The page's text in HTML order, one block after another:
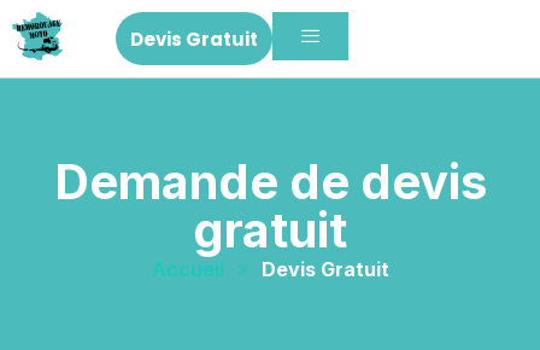
Devis Gratuit
Demande de devis
gratuit
Accueil » Devis Gratuit